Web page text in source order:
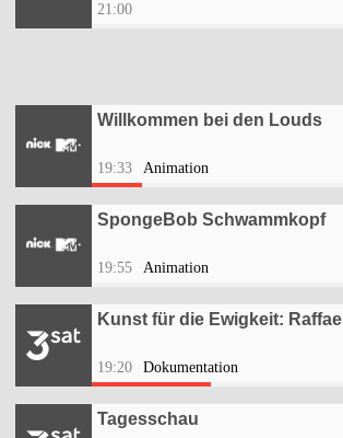
21:00
Willkommen bei den Louds
19:33 Animation
SpongeBob Schwammkopf
19:55 Animation
Kunst für die Ewigkeit: Raffael
19:20 Dokumentation
Tagesschau